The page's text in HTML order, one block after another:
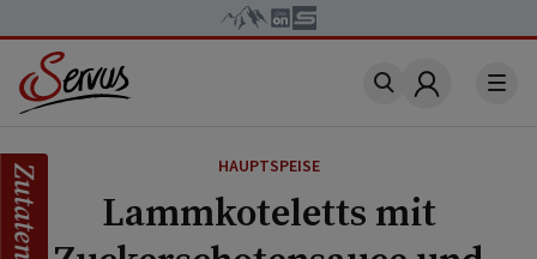
Account
HAUPTSPEISE
Lammkoteletts mit
Zutaten